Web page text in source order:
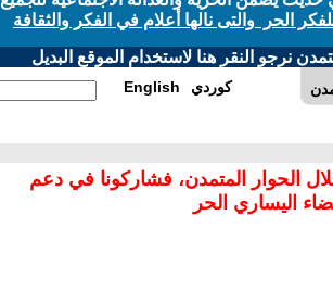
الحر والتى نالها أعلام في الفكر والثقافة
نرجو النقر هنا لاستخدام الموقع البديل
English كوردي
الحوار المتمدن، فشاركونا في دعم
اليساري الحر